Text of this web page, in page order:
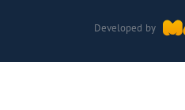
Developed by